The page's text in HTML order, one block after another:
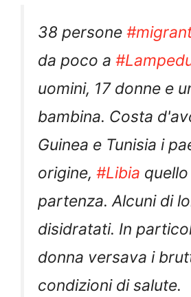
38 persone
da poco a
uomini, 17 donne e
bambina. Costa
Guinea e Tunisia i
origine, #Libia
partenza. Alcuni di
disidratati. In
donna versava i
condizioni di salute.